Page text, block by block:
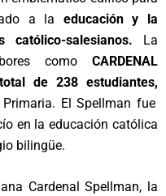
a la educación y la
salesianos. La
como CARDENAL
de 238 estudiantes,
El Spellman fue
en la educación católica
bilingüe.
Cardenal Spellman, la